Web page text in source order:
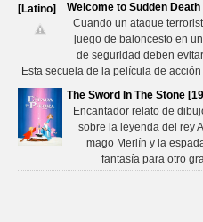
Welcome to Sudden
Cuando un ataque
juego de baloncesto en
de seguridad deben
Esta secuela de la película de
The Sword In The Stone
Encantador relato de
sobre la leyenda del rey
mago Merlín y la
fantasía para otro